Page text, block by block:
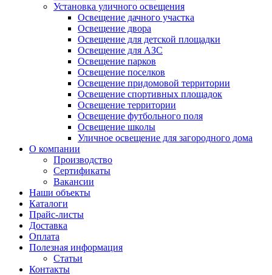
Установка уличного освещения
Освещение дачного участка
Освещение двора
Освещение для детской площадки
Освещение для АЗС
Освещение парков
Освещение поселков
Освещение придомовой территории
Освещение спортивных площадок
Освещение территории
Освещение футбольного поля
Освещение школы
Уличное освещение для загородного дома
О компании
Производство
Сертификаты
Вакансии
Наши объекты
Каталоги
Прайс-листы
Доставка
Оплата
Полезная информация
Статьи
Контакты